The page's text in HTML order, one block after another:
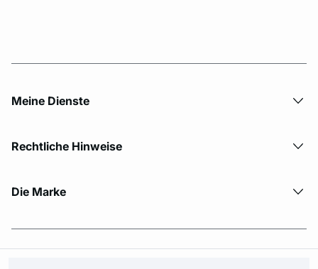
Meine Dienste
Rechtliche Hinweise
Die Marke